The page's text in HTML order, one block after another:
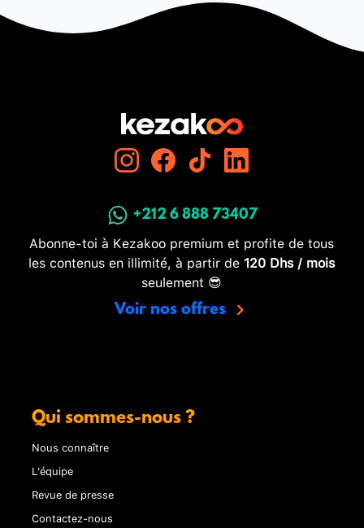
+212 6 888 73407
Abonne-toi à Kezakoo premium et profite de tous
les contenus en illimité, à partir de 120 Dhs / mois
seulement 😎
Voir nos offres
Qui sommes-nous ?
Nous connaître
L'équipe
Revue de presse
Contactez-nous